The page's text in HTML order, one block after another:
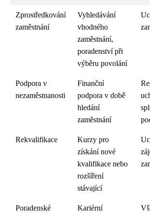
Zprostředkování
zaměstnání
Vyhledávání
vhodného
zaměstnání,
poradenství při
výběru povolání
Podpora v
nezaměstnanosti
Finanční
podpora v době
hledání
zaměstnání
Rekvalifikace
Kurzy pro
získání nové
kvalifikace nebo
rozšíření
stávající
Poradenské
Kariérní